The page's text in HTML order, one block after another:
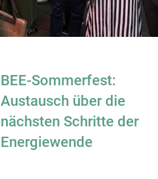
BEE-Sommerfest:
Austausch über die
nächsten Schritte der
Energiewende